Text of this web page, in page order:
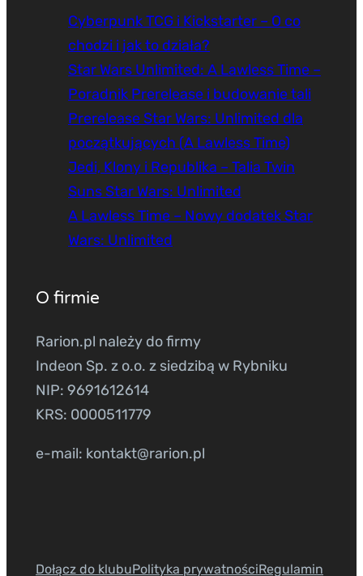
Cyberpunk TCG i Kickstarter – O co
chodzi i jak to działa?
Star Wars Unlimited: A Lawless Time –
Poradnik Prerelease i budowanie tali
Prerelease Star Wars: Unlimited dla
początkujących (A Lawless Time)
Jedi, Klony i Republika – Talia Twin
Suns Star Wars: Unlimited
A Lawless Time – Nowy dodatek Star
Wars: Unlimited
O firmie
Rarion.pl należy do firmy
Indeon Sp. z o.o. z siedzibą w Rybniku
NIP: 9691612614
KRS: 0000511779
e-mail: kontakt@rarion.pl
Dołącz do klubuPolityka prywatnościRegulamin